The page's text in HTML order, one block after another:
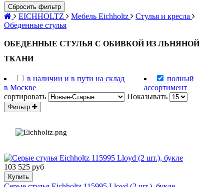
Сбросить фильтр
EICHHOLTZ Мебель Eichholtz
Стулья и кресла
Обеденные стулья
ОБЕДЕННЫЕ СТУЛЬЯ С ОБИВКОЙ ИЗ ЛЬНЯНОЙ
ТКАНИ
в наличии и в пути на склад
в Москве
полный
ассортимент
сортировать
Показывать
Фильтр
103 525 руб
Купить